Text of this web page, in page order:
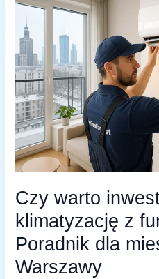
Czy warto
klimatyzację z
Poradnik dla
Warszawy
INWESTOWAĆ
FUNKCJĄ
GRZANIA?
PORADNIK
DLA
MIESZKAŃCÓW
WARSZAWY